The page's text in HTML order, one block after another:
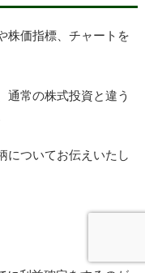
株価指標、チャートを
通常の株式投資と違う
についてお伝えいたし